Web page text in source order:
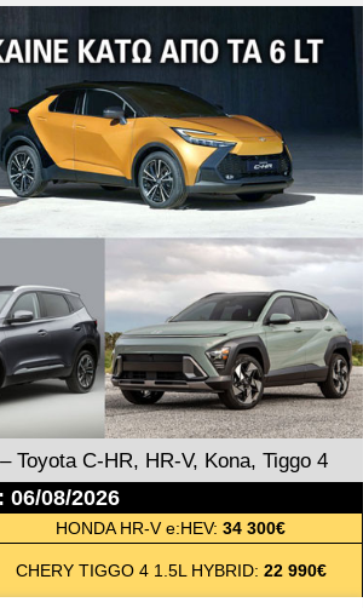
Toyota C-HR, HR-V, Kona, Tiggo 4
06/08/2026
HONDA HR-V e:HEV: 34 300€
CHERY TIGGO 4 1.5L HYBRID: 22 990€